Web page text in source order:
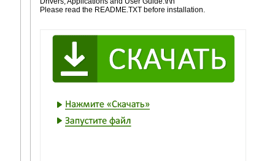
Please read the README.TXT before installation.